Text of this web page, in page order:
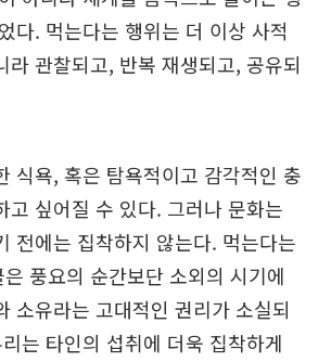
다. 먹는다는 행위는 더 이상 사적
라 관찰되고, 반복 재생되고, 공유되
식욕, 혹은 탐욕적이고 감각적인 충
고 싶어질 수 있다. 그러나 문화는
전에는 집착하지 않는다. 먹는다는
풍요의 순간보단 소외의 시기에
소유라는 고대적인 권리가 소실되
는 타인의 섭취에 더욱 집착하게